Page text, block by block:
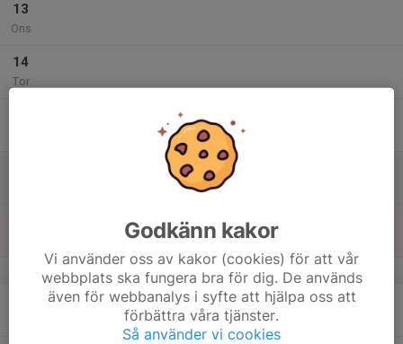
13
Ons
14
Tor
v.38
Godkänn kakor
Vi använder oss av kakor (cookies) för att vår
webbplats ska fungera bra för dig. De används
även för webbanalys i syfte att hjälpa oss att
förbättra våra tjänster.
Så använder vi cookies